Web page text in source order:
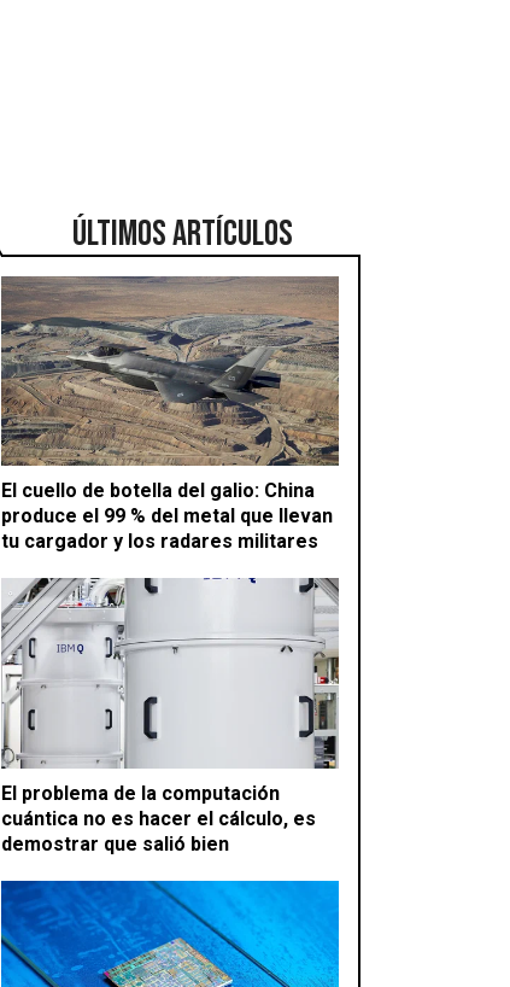
ÚLTIMOS ARTÍCULOS
El cuello de botella del galio: China
produce el 99 % del metal que llevan
tu cargador y los radares militares
El problema de la computación
cuántica no es hacer el cálculo, es
demostrar que salió bien